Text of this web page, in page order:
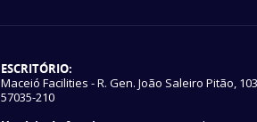
ESCRITÓRIO:
Maceió Facilities - R. Gen. João Saleiro Pitão,
57035-210